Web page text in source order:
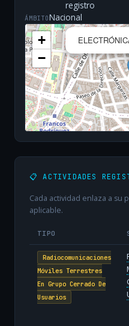
registro
ÁMBITONacional
+
−
📋 ACTIVIDADES
Cada actividad enlaza a su
aplicable.
TIPO
Radiocomunicaciones
Móviles Terrestres
En Grupo Cerrado De
Usuarios